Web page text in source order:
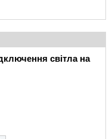
світла на